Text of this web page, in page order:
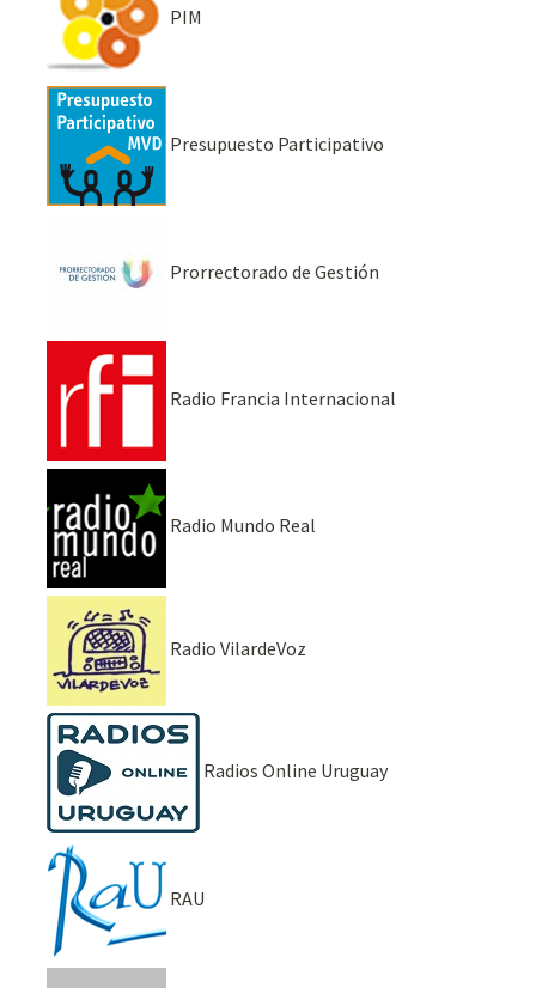
PIM
Presupuesto Participativo
Prorrectorado de Gestión
Radio Francia Internacional
Radio Mundo Real
Radio VilardeVoz
Radios Online Uruguay
RAU